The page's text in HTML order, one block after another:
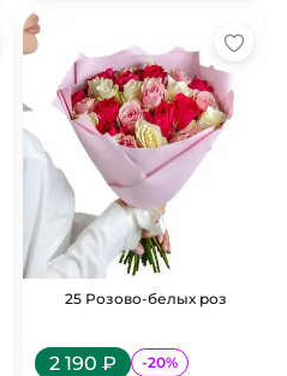
25 Розово-белых роз
2 190 ₽ -20%